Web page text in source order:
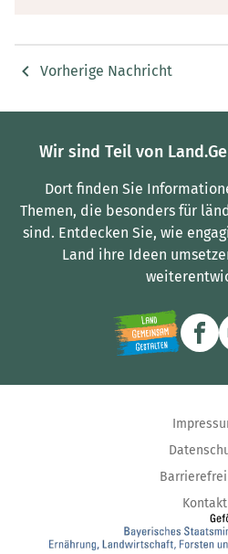
Vorherige Nachricht
Wir sind Teil von
Dort finden Sie
Themen, die besonders für
sind. Entdecken Sie, wie
Land ihre Ideen
Kontakt